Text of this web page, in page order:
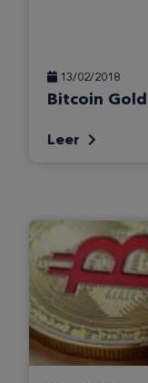
13/02/2018
Bitcoin
Leer